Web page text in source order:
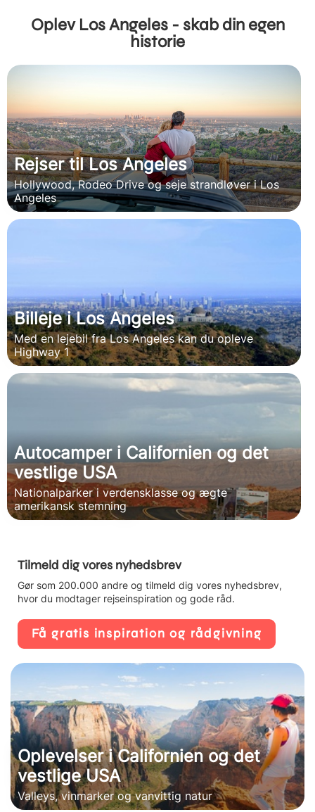
Oplev Los Angeles - skab din egen
historie
Rejser til Los Angeles
Hollywood, Rodeo Drive og seje strandløver i Los
Angeles
Billeje i Los Angeles
Med en lejebil fra Los Angeles kan du opleve
Highway 1
Autocamper i Californien og det
vestlige USA
Nationalparker i verdensklasse og ægte
amerikansk stemning
Tilmeld dig vores nyhedsbrev
Gør som 200.000 andre og tilmeld dig vores nyhedsbrev,
hvor du modtager rejseinspiration og gode råd.
Få gratis inspiration og rådgivning
Oplevelser i Californien og det
vestlige USA
Valleys, vinmarker og vanvittig natur